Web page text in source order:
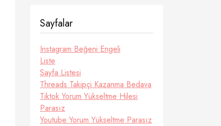
Sayfalar
Instagram Beğeni Engeli
Liste
Sayfa Listesi
Threads Takipçi Kazanma Bedava
Tiktok Yorum Yükseltme Hilesi
Parasız
Youtube Yorum Yükseltme Parasız